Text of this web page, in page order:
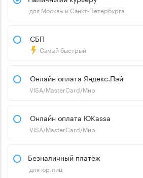
для Москвы и Санкт-Петербурга
СБП
Самый быстрый
Онлайн оплата Яндекс.Пэй
VISA/MasterCard/Мир
Онлайн оплата ЮKassa
VISA/MasterCard/Мир
Безналичный платёж
для юр.лиц